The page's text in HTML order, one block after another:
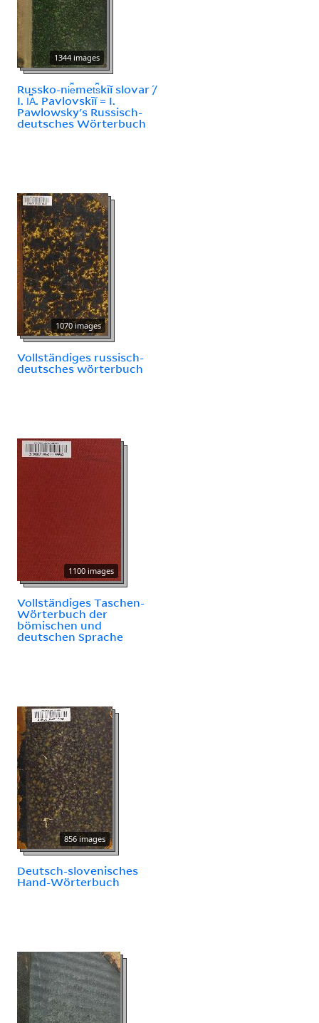
1344 images
Russko-ni︠e︡met︠s︡kīĭ slovar ́/
I. I︠A︡. Pavlovskīĭ = I.
Pawlowsky's Russisch-
deutsches Wörterbuch
1070 images
Vollständiges russisch-
deutsches wörterbuch
1100 images
Vollständiges Taschen-
Wörterbuch der
bömischen und
deutschen Sprache
856 images
Deutsch-slovenisches
Hand-Wörterbuch